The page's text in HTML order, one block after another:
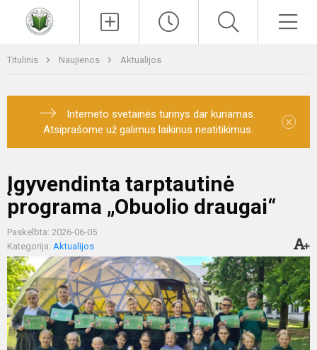
Titulinis Naujienos Aktualijos
Interneto svetainės turinys dar kuriamas.
Atsiprašome už galimus laikinus neatitikimus.
×
Įgyvendinta tarptautinė
programa „Obuolio draugai“
Paskelbta: 2026-06-05
Kategorija: Aktualijos